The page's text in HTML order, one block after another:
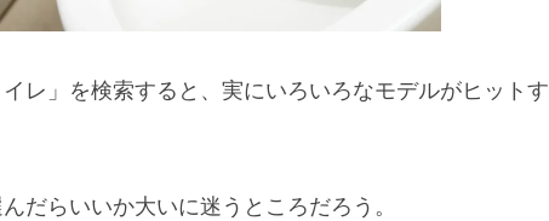
レ」を検索すると、実にいろいろなモデルがヒットす
だらいいか大いに迷うところだろう。